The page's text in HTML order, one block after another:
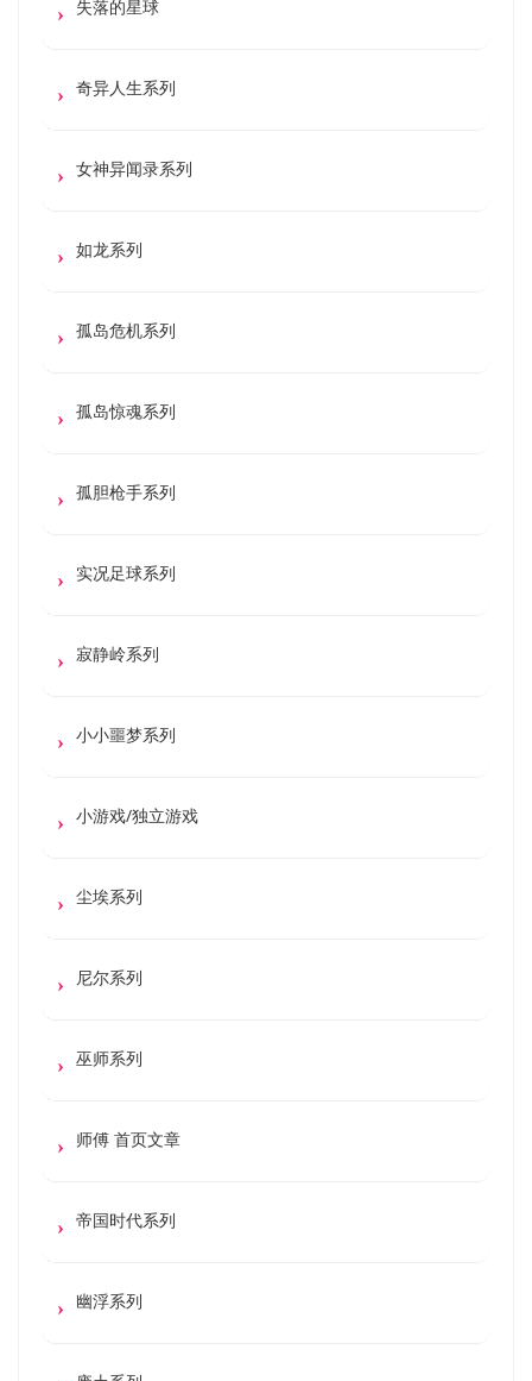
失落的星球
奇异人生系列
女神异闻录系列
如龙系列
孤岛危机系列
孤岛惊魂系列
孤胆枪手系列
实况足球系列
寂静岭系列
小小噩梦系列
小游戏/独立游戏
尘埃系列
尼尔系列
巫师系列
师傅 首页文章
帝国时代系列
幽浮系列